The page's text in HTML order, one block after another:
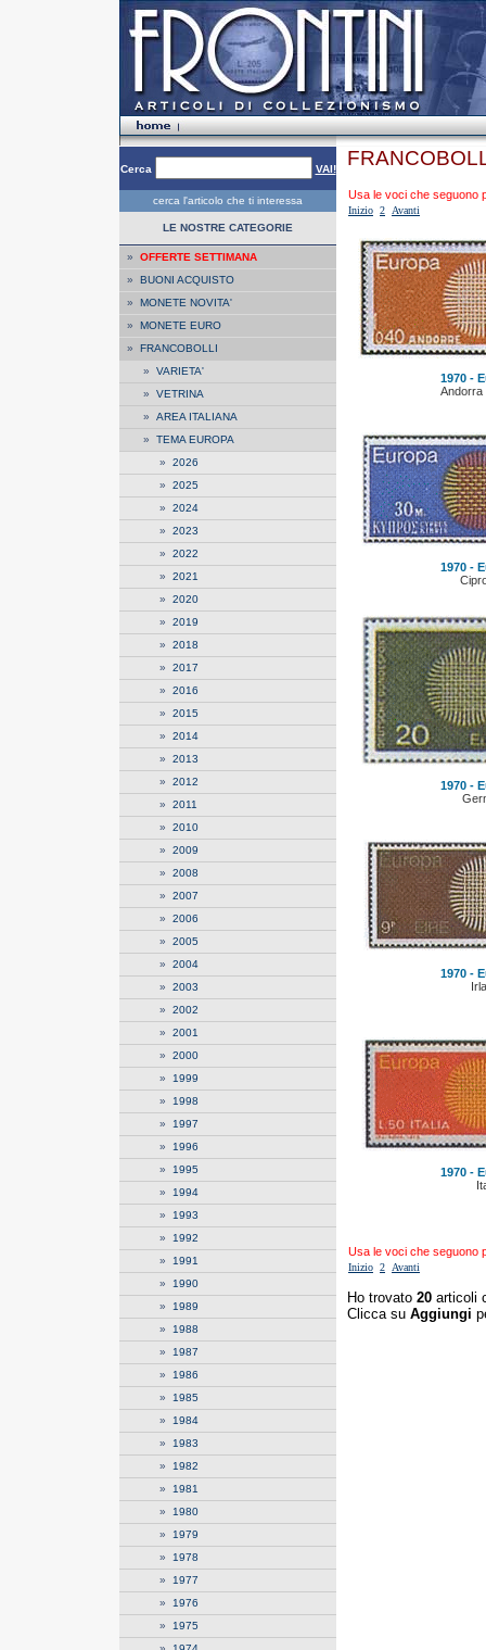
Cerca VAI!
cerca l'articolo che ti interessa
LE NOSTRE CATEGORIE
» OFFERTE SETTIMANA
» BUONI ACQUISTO
» MONETE NOVITA'
» MONETE EURO
» FRANCOBOLLI
» VARIETA'
» VETRINA
» AREA ITALIANA
» TEMA EUROPA
» 2026
» 2025
» 2024
» 2023
» 2022
» 2021
» 2020
» 2019
» 2018
» 2017
» 2016
» 2015
» 2014
» 2013
» 2012
» 2011
» 2010
» 2009
» 2008
» 2007
» 2006
» 2005
» 2004
» 2003
» 2002
» 2001
» 2000
» 1999
» 1998
» 1997
» 1996
» 1995
» 1994
» 1993
» 1992
» 1991
» 1990
» 1989
» 1988
» 1987
» 1986
» 1985
» 1984
» 1983
» 1982
» 1981
» 1980
» 1979
» 1978
» 1977
» 1976
» 1975
Usa le voci che seguono
Inizio 2 Avanti
1970 -
Andorra
1970 -
1970 -
1970 -
1970 -
Usa le voci che seguono
Inizio 2 Avanti
Ho trovato 20 articoli
Clicca su Aggiungi